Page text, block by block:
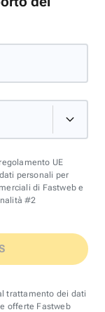
UE
personali per
di Fastweb e
#2
trattamento dei dati
offerte Fastweb